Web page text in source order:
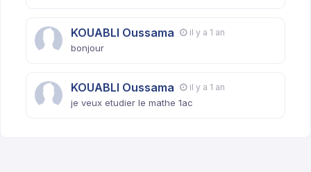
KOUABLI Oussama il y a 1 an
bonjour
KOUABLI Oussama il y a 1 an
je veux etudier le mathe 1ac